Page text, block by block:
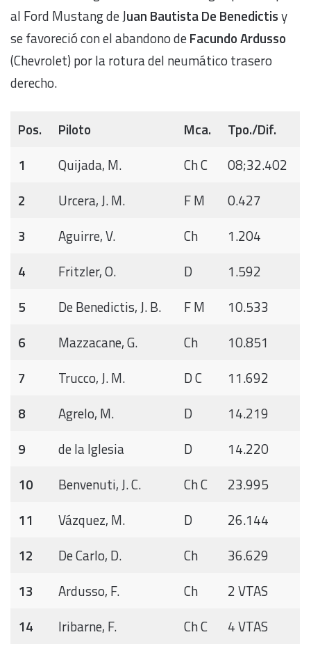
al Ford Mustang de Juan Bautista De Benedictisy
se favoreció con el abandono deFacundo Ardusso
(Chevrolet) por la rotura del neumático trasero
derecho.
Pos. Piloto Mca.
Tpo./Dif.
1
Quijada, M. Ch C
08;32.402
2
Urcera, J. M. F M
0.427
3
Aguirre, V. Ch
1.204
4
Fritzler, O. D
1.592
5
De Benedictis, J. B. F M
10.533
6
Mazzacane, G. Ch
10.851
7
Trucco, J. M. D C
11.692
8
Agrelo, M. D
14.219
9
de la Iglesia D
14.220
10
Benvenuti, J. C. Ch C
23.995
11
Vázquez, M. D
26.144
12
De Carlo, D. Ch
36.629
13
Ardusso, F. Ch
2 VTAS
14
Iribarne, F. Ch C 4 VTAS